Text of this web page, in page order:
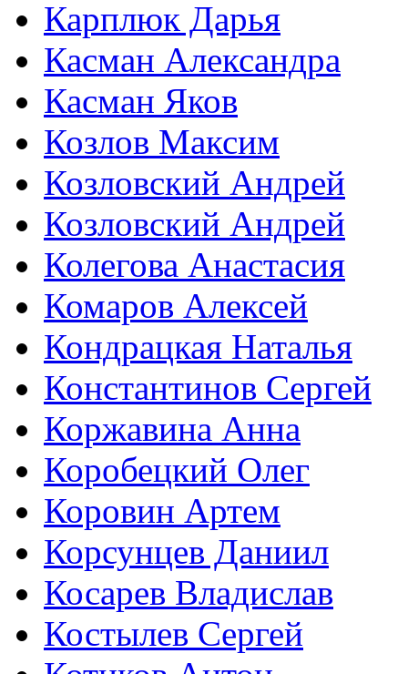
Карплюк Дарья
Касман Александра
Касман Яков
Козлов Максим
Козловский Андрей
Козловский Андрей
Колегова Анастасия
Комаров Алексей
Кондрацкая Наталья
Константинов Сергей
Коржавина Анна
Коробецкий Олег
Коровин Артем
Корсунцев Даниил
Косарев Владислав
Костылев Сергей